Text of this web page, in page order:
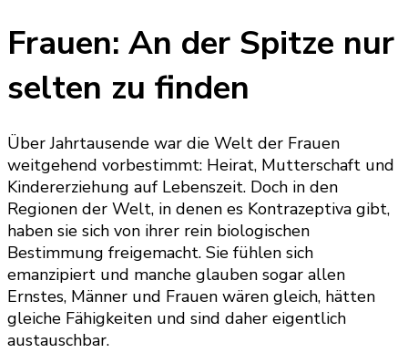
Frauen: An der Spitze nur
selten zu finden
Über Jahrtausende war die Welt der Frauen
weitgehend vorbestimmt: Heirat, Mutterschaft und
Kindererziehung auf Lebenszeit. Doch in den
Regionen der Welt, in denen es Kontrazeptiva gibt,
haben sie sich von ihrer rein biologischen
Bestimmung freigemacht. Sie fühlen sich
emanzipiert und manche glauben sogar allen
Ernstes, Männer und Frauen wären gleich, hätten
gleiche Fähigkeiten und sind daher eigentlich
austauschbar.